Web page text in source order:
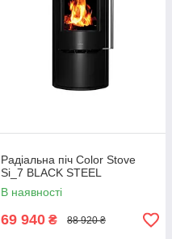
Радіальна піч Color Stove
Si_7 BLACK STEEL
В наявності
69 940 ₴ 88 920 ₴